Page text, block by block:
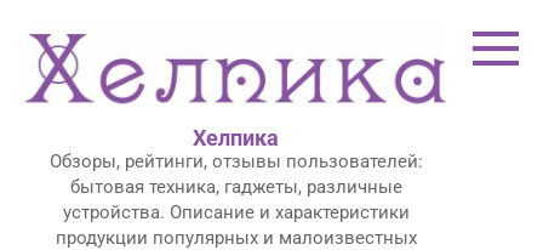
контенту
Хелпика
Обзоры, рейтинги, отзывы пользователей:
бытовая техника, гаджеты, различные
устройства. Описание и характеристики
продукции популярных и малоизвестных